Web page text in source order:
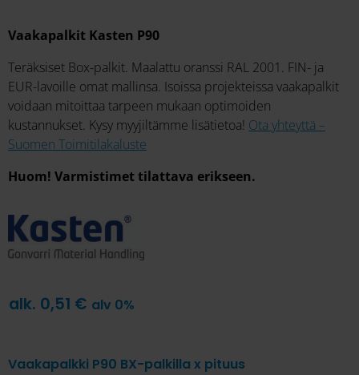
Vaakapalkit Kasten P90
Teräksiset Box-palkit. Maalattu oranssi RAL 2001. FIN- ja
EUR-lavoille omat mallinsa. Isoissa projekteissa vaakapalkit
voidaan mitoittaa tarpeen mukaan optimoiden
kustannukset. Kysy myyjiltämme lisätietoa! Ota yhteyttä –
Suomen Toimitilakaluste
Huom! Varmistimet tilattava erikseen.
alk. 0,51 € alv 0%
Vaakapalkki P90 BX-palkilla x pituus